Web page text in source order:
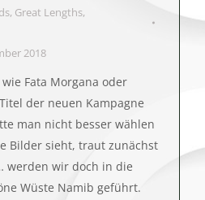
, Great Lengths,
2018
Fata Morgana oder
der neuen Kampagne
man nicht besser wählen
Bilder sieht, traut zunächst
werden wir doch in die
Wüste Namib geführt.